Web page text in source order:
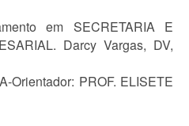
em SECRETARIA E
Darcy Vargas, DV,
Orientador: PROF. ELISETE